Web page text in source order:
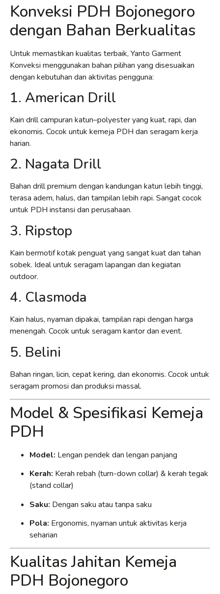
Konveksi PDH Bojonegoro
dengan Bahan Berkualitas
Untuk memastikan kualitas terbaik, Yanto Garment
Konveksi menggunakan bahan pilihan yang disesuaikan
dengan kebutuhan dan aktivitas pengguna:
1. American Drill
Kain drill campuran katun–polyester yang kuat, rapi, dan
ekonomis. Cocok untuk kemeja PDH dan seragam kerja
harian.
2. Nagata Drill
Bahan drill premium dengan kandungan katun lebih tinggi,
terasa adem, halus, dan tampilan lebih rapi. Sangat cocok
untuk PDH instansi dan perusahaan.
3. Ripstop
Kain bermotif kotak penguat yang sangat kuat dan tahan
sobek. Ideal untuk seragam lapangan dan kegiatan
outdoor.
4. Clasmoda
Kain halus, nyaman dipakai, tampilan rapi dengan harga
menengah. Cocok untuk seragam kantor dan event.
5. Belini
Bahan ringan, licin, cepat kering, dan ekonomis. Cocok untuk
seragam promosi dan produksi massal.
Model & Spesifikasi Kemeja
PDH
Model: Lengan pendek dan lengan panjang
Kerah: Kerah rebah (turn-down collar) & kerah tegak
(stand collar)
Saku: Dengan saku atau tanpa saku
Pola: Ergonomis, nyaman untuk aktivitas kerja
seharian
Kualitas Jahitan Kemeja
PDH Bojonegoro